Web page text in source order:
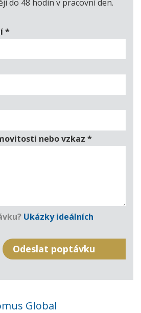
do 48 hodin v pracovní den.
*
nebo vzkaz *
Ukázky ideálních
Global